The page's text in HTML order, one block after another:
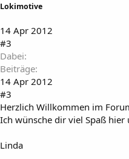
Lokimotive
14 Apr 2012
#3
Dabei
Beiträge
14 Apr 2012
#3
Herzlich Willkommen im
Ich wünsche dir viel Spaß
Linda